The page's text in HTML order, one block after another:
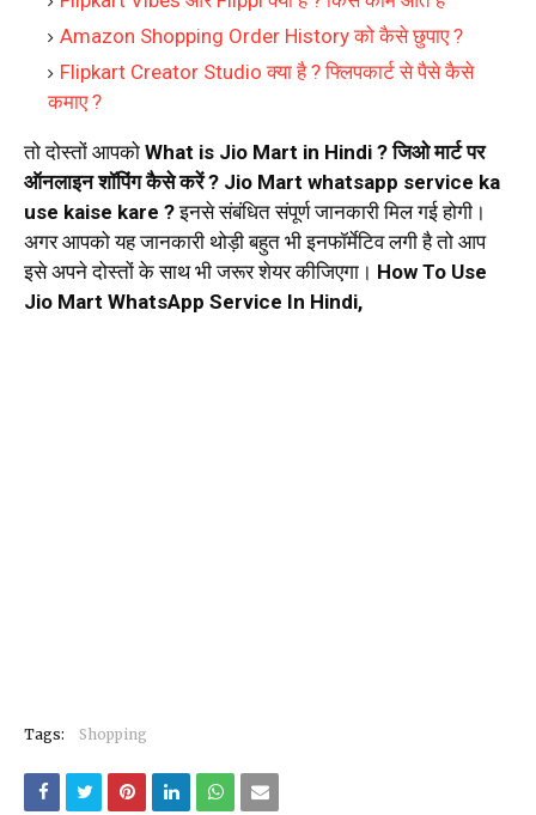
Amazon Shopping Order History को कैसे छुपाए ?
Flipkart Creator Studio क्या है ? फ्लिपकार्ट से पैसे कैसे
कमाए ?
तो दोस्तों आपको What is Jio Mart in Hindi ? जिओ मार्ट पर
ऑनलाइन शॉपिंग कैसे करें ? Jio Mart whatsapp service ka
use kaise kare ?इनसे संबंधित संपूर्ण जानकारी मिल गई होगी।
अगर आपको यह जानकारी थोड़ी बहुत भी इनफॉर्मेटिव लगी है तो आप
इसे अपने दोस्तों के साथ भी जरूर शेयर कीजिएगा। How To Use
Jio Mart WhatsApp Service In Hindi,
Tags: Shopping